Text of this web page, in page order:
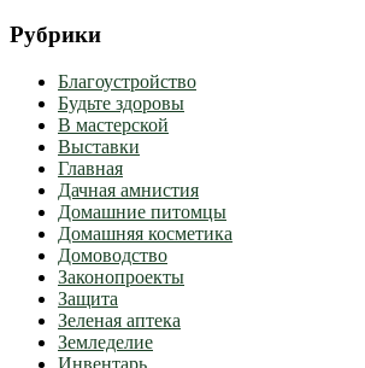
Рубрики
Благоустройство
Будьте здоровы
В мастерской
Выставки
Главная
Дачная амнистия
Домашние питомцы
Домашняя косметика
Домоводство
Законопроекты
Защита
Зеленая аптека
Земледелие
Инвентарь